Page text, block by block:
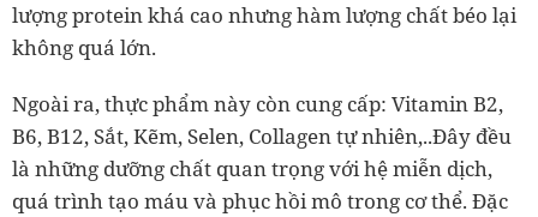
lượng protein khá cao nhưng hàm lượng chất béo lại
không quá lớn.
Ngoài ra, thực phẩm này còn cung cấp: Vitamin B2,
B6, B12, Sắt, Kẽm, Selen, Collagen tự nhiên,..Đây đều
là những dưỡng chất quan trọng với hệ miễn dịch,
quá trình tạo máu và phục hồi mô trong cơ thể. Đặc